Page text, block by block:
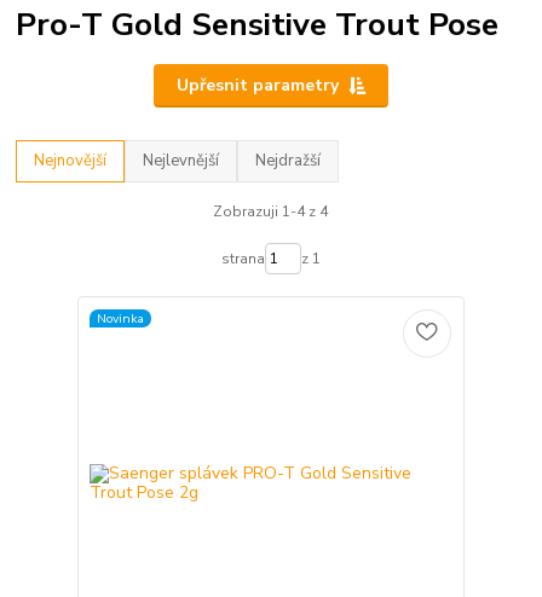
Pro-T Gold Sensitive Trout Pose
Upřesnit parametry
Nejnovější Nejlevnější Nejdražší
Zobrazuji 1-4 z 4
strana z 1
Novinka